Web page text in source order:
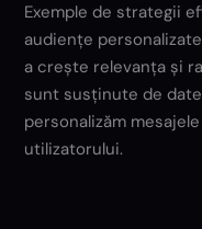
Exemple de strategii
audiențe
a crește relevanța și
sunt susținute de
personalizăm
utilizatorului.